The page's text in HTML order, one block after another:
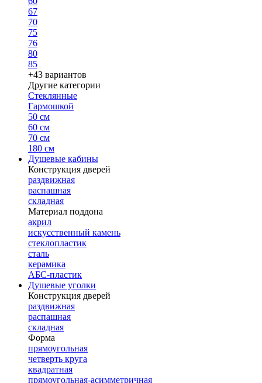
67
70
75
76
80
85
+43 вариантов
Другие категории
Стеклянные
Гармошкой
50 см
60 см
70 см
180 см
Душевые кабины
Конструкция дверей
раздвижная
распашная
складная
Материал поддона
акрил
искусственный камень
стеклопластик
сталь
керамика
АБС-пластик
Душевые уголки
Конструкция дверей
раздвижная
распашная
складная
Форма
прямоугольная
четверть круга
квадратная
прямоугольная-асимметричная